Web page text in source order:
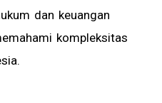
dan keuangan
kompleksitas